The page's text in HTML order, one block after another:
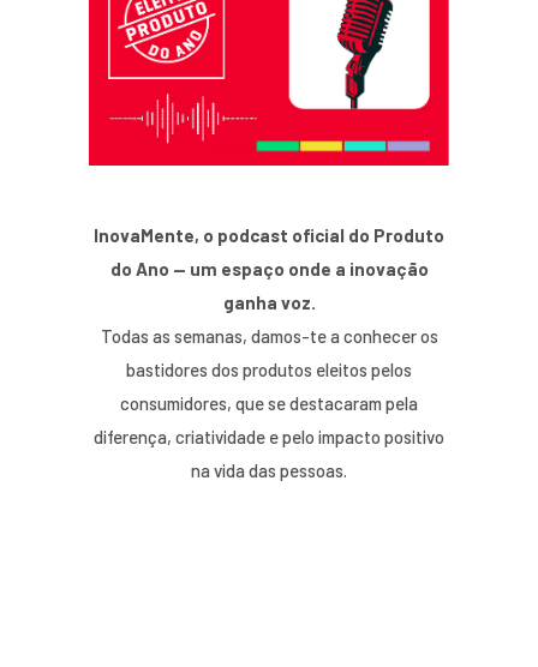
InovaMente, o podcast oficial do Produto
do Ano — um espaço onde a inovação
ganha voz.
Todas as semanas, damos-te a conhecer os
bastidores dos produtos eleitos pelos
consumidores, que se destacaram pela
diferença, criatividade e pelo impacto positivo
na vida das pessoas.